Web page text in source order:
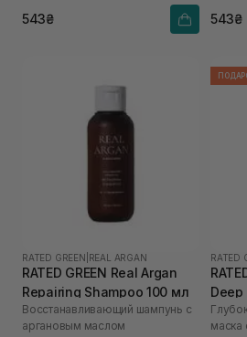
543₴ 543₴
RATED GREEN REAL ARGAN
RATED GREEN Real Argan
Repairing Shampoo 100 мл
Восстанавливающий шампунь с
аргановым маслом
RATED
маска